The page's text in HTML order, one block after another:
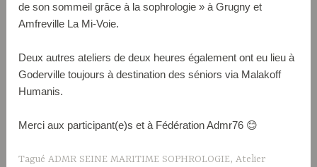
de son sommeil grâce à la sophrologie » à Grugny et
Amfreville La Mi-Voie.
Deux autres ateliers de deux heures également ont eu lieu à
Goderville toujours à destination des séniors via Malakoff
Humanis.
Merci aux participant(e)s et à Fédération Admr76 😊
TaguéADMR SEINE MARITIME SOPHROLOGIE,Atelier